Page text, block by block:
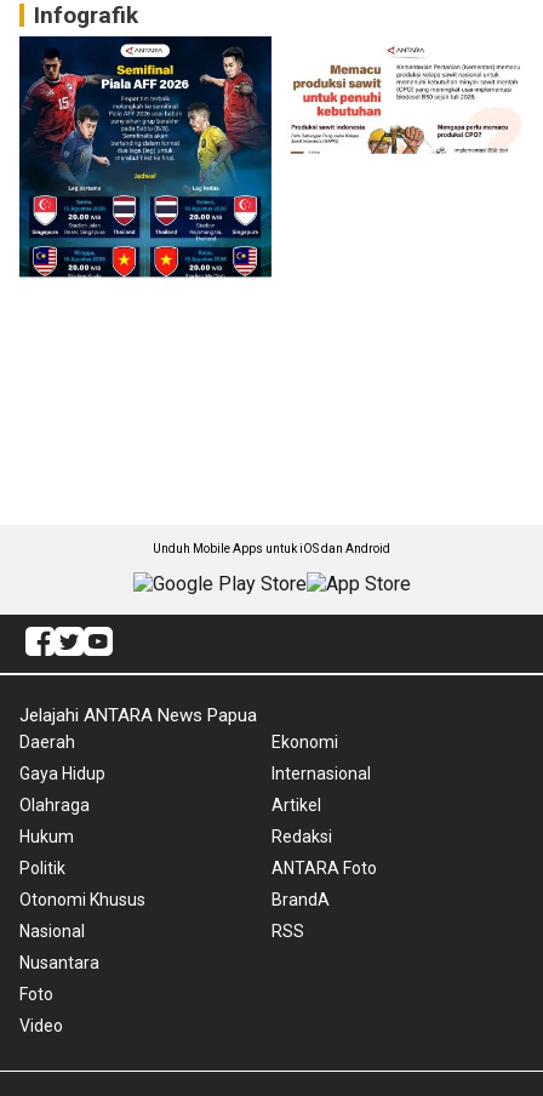
Infografik
Unduh Mobile Apps untuk iOS dan Android
Jelajahi ANTARA News Papua
Daerah
Gaya Hidup
Olahraga
Hukum
Politik
Otonomi Khusus
Nasional
Nusantara
Foto
Video
Ekonomi
Internasional
Artikel
Redaksi
ANTARA Foto
BrandA
RSS